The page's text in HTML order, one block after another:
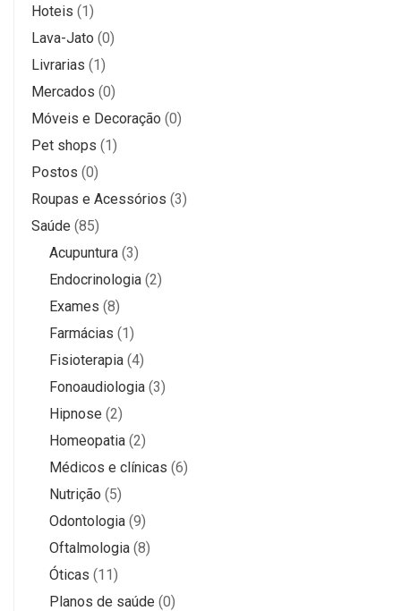
Hoteis (1)
Lava-Jato (0)
Livrarias (1)
Mercados (0)
Móveis e Decoração (0)
Pet shops (1)
Postos (0)
Roupas e Acessórios (3)
Saúde (85)
Acupuntura (3)
Endocrinologia (2)
Exames (8)
Farmácias (1)
Fisioterapia (4)
Fonoaudiologia (3)
Hipnose (2)
Homeopatia (2)
Médicos e clínicas (6)
Nutrição (5)
Odontologia (9)
Oftalmologia (8)
Óticas (11)
Planos de saúde (0)